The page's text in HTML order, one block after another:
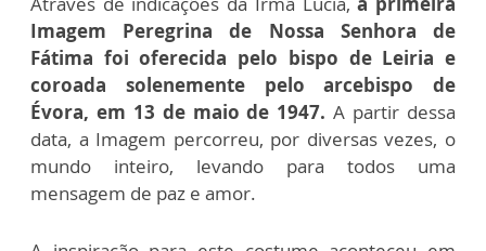
Imagem Peregrina de Nossa Senhora de
Fátima foi oferecida pelo bispo de Leiria e
coroada solenemente pelo arcebispo de
Évora, em 13 de maio de 1947.A partir dessa
data, a Imagem percorreu, por diversas vezes, o
mundo inteiro, levando para todos uma
mensagem de paz e amor.